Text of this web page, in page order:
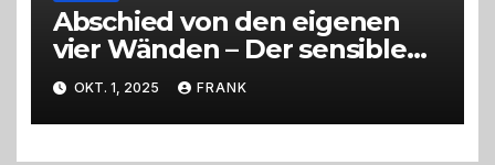
Abschied von den eigenen
vier Wänden – Der sensible
Weg beim Umzug ins
Pflegeheim
OKT. 1, 2025 FRANK